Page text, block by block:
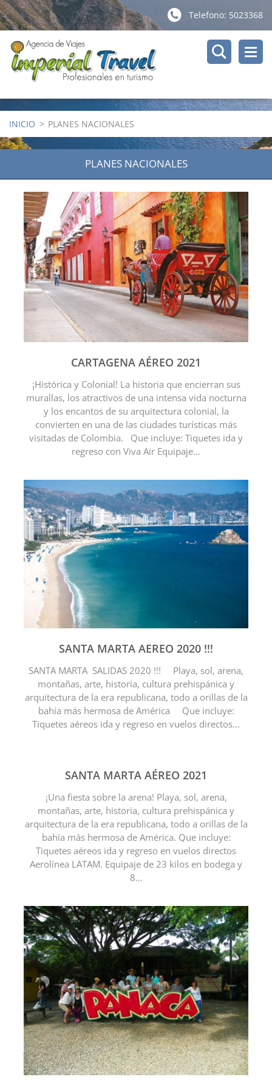
Telefono: 5023368
INICIO > PLANES NACIONALES
PLANES NACIONALES
CARTAGENA AÉREO 2021
¡Histórica y Colonial! La historia que encierran sus
murallas, los atractivos de una intensa vida nocturna
y los encantos de su arquitectura colonial, la
convierten en una de las ciudades turísticas más
visitadas de Colombia. Que incluye: Tiquetes ida y
regreso con Viva Air Equipaje...
SANTA MARTA AEREO 2020 !!!
SANTA MARTA SALIDAS 2020 !!! Playa, sol, arena,
montañas, arte, historia, cultura prehispánica y
arquitectura de la era republicana, todo a orillas de la
bahía más hermosa de América Que incluye:
Tiquetes aéreos ida y regreso en vuelos directos...
SANTA MARTA AÉREO 2021
¡Una fiesta sobre la arena! Playa, sol, arena,
montañas, arte, historia, cultura prehispánica y
arquitectura de la era republicana, todo a orillas de la
bahía más hermosa de América. Que incluye:
Tiquetes aéreos ida y regreso en vuelos directos
Aerolínea LATAM. Equipaje de 23 kilos en bodega y
8...